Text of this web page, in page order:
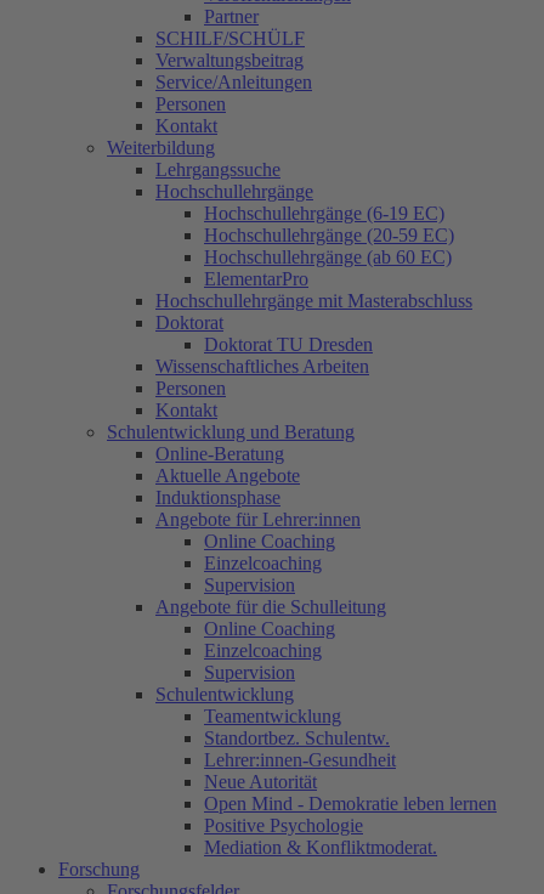
Partner
SCHILF/SCHÜLF
Verwaltungsbeitrag
Service/Anleitungen
Personen
Kontakt
Weiterbildung
Lehrgangssuche
Hochschullehrgänge
Hochschullehrgänge (6-19 EC)
Hochschullehrgänge (20-59 EC)
Hochschullehrgänge (ab 60 EC)
ElementarPro
Hochschullehrgänge mit Masterabschluss
Doktorat
Doktorat TU Dresden
Wissenschaftliches Arbeiten
Personen
Kontakt
Schulentwicklung und Beratung
Online-Beratung
Aktuelle Angebote
Induktionsphase
Angebote für Lehrer:innen
Online Coaching
Einzelcoaching
Supervision
Angebote für die Schulleitung
Online Coaching
Einzelcoaching
Supervision
Schulentwicklung
Teamentwicklung
Standortbez. Schulentw.
Lehrer:innen-Gesundheit
Neue Autorität
Open Mind - Demokratie leben lernen
Positive Psychologie
Mediation & Konfliktmoderat.
Forschung